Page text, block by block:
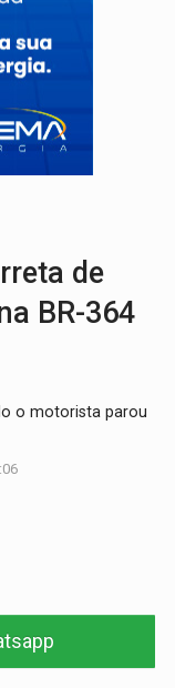
Geral delibera greve da educação
abre oficina de Comunicação com
e promove reflexão sobre trajetória da
de
BR-364
o motorista parou